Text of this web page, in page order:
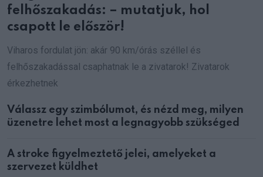
felhőszakadás: – mutatjuk, hol
csapott le először!
Viharos fordulat jön: akár 90 km/órás széllel és
felhőszakadással csaphatnak le a zivatarok! Zivatarok
érkezhetnek
Válassz egy szimbólumot, és nézd meg, milyen
üzenetre lehet most a legnagyobb szükséged
A stroke figyelmeztető jelei, amelyeket a
szervezet küldhet